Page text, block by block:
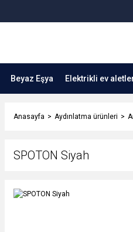
Beyaz Eşya Elektrikli ev
Anasayfa Aydınlatma ürünleri
SPOTON Siyah